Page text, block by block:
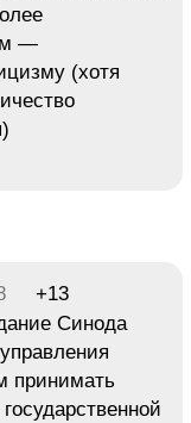
—
(хотя
+13
Синода
принимать